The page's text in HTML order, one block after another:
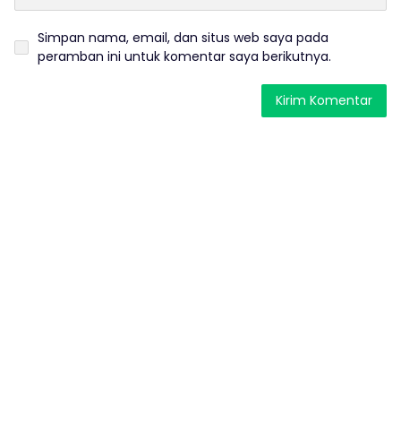
Simpan nama, email, dan situs web saya pada
peramban ini untuk komentar saya berikutnya.